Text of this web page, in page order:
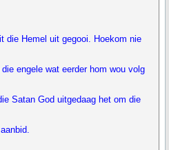
die Hemel uit gegooi. Hoekom nie
engele wat eerder hom wou volg
Satan God uitgedaag het om die